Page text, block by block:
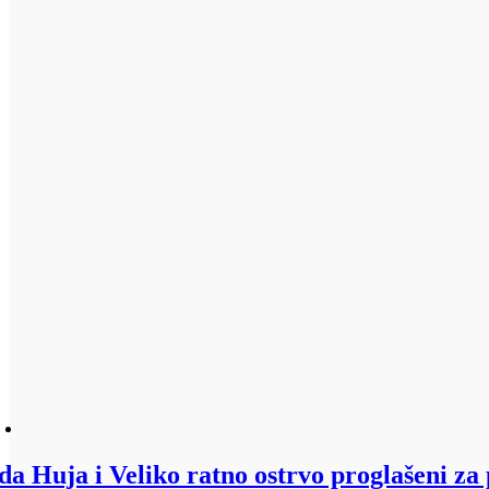
Huja i Veliko ratno ostrvo proglašeni za